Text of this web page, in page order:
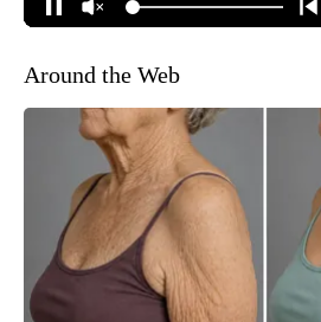
Around the Web